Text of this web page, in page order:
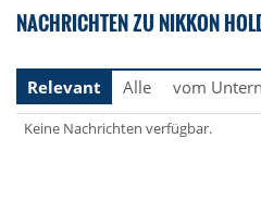
NACHRICHTEN ZU NIKKON
Relevant
Alle vom
Keine Nachrichten verfügbar.